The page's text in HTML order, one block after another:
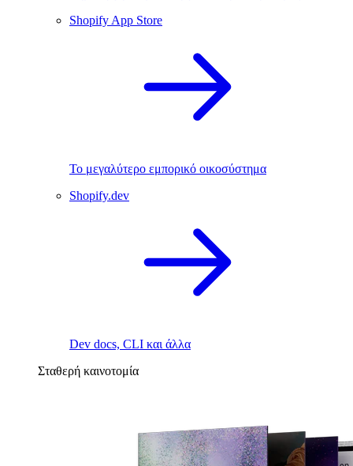
Shopify App Store
Το μεγαλύτερο εμπορικό οικοσύστημα
Shopify.dev
Dev docs, CLI και άλλα
Σταθερή καινοτομία